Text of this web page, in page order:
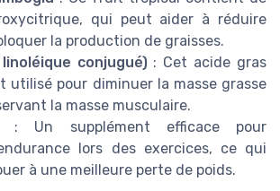
qui peut aider à réduire
la production de graisses.
conjugué): Cet acide gras
utilisé pour diminuer la masse grasse
la masse musculaire.
: Un supplément efficace pour
lors des exercices, ce qui
à une meilleure perte de poids.